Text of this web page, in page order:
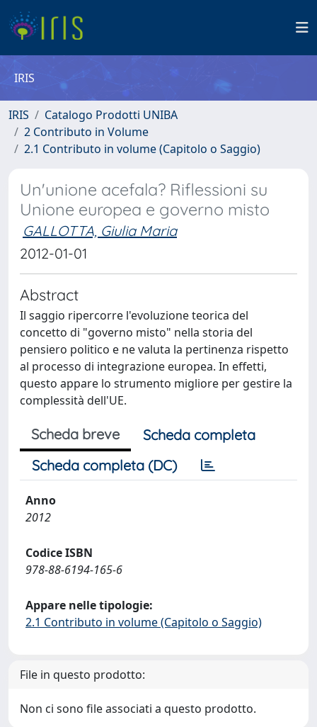
IRIS
IRIS
Catalogo Prodotti UNIBA
2 Contributo in Volume
2.1 Contributo in volume (Capitolo o Saggio)
Un'unione acefala? Riflessioni su
Unione europea e governo misto
GALLOTTA, Giulia Maria
2012-01-01
Abstract
Il saggio ripercorre l'evoluzione teorica del
concetto di "governo misto" nella storia del
pensiero politico e ne valuta la pertinenza rispetto
al processo di integrazione europea. In effetti,
questo appare lo strumento migliore per gestire la
complessità dell'UE.
Scheda breve
Scheda completa
Scheda completa (DC)
Anno
2012
Codice ISBN
978-88-6194-165-6
Appare nelle tipologie:
2.1 Contributo in volume (Capitolo o Saggio)
File in questo prodotto:
Non ci sono file associati a questo prodotto.